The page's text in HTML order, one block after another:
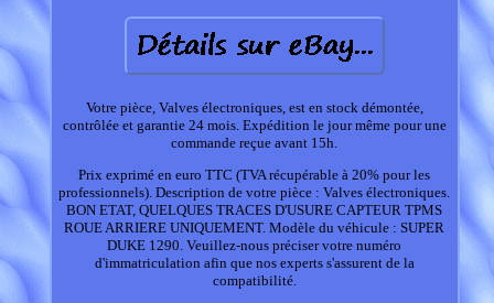
Votre pièce, Valves électroniques, est en stock démontée,
contrôlée et garantie 24 mois. Expédition le jour même pour une
commande reçue avant 15h.
Prix exprimé en euro TTC (TVA récupérable à 20% pour les
professionnels). Description de votre pièce : Valves électroniques.
BON ETAT, QUELQUES TRACES D'USURE CAPTEUR TPMS
ROUE ARRIERE UNIQUEMENT. Modèle du véhicule : SUPER
DUKE 1290. Veuillez-nous préciser votre numéro
d'immatriculation afin que nos experts s'assurent de la
compatibilité.